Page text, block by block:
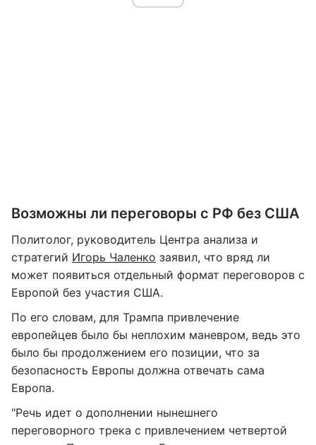
Возможны ли переговоры с РФ без США
Политолог, руководитель Центра анализа и
стратегий Игорь Чаленко заявил, что вряд ли
может появиться отдельный формат переговоров с
Европой без участия США.
По его словам, для Трампа привлечение
европейцев было бы неплохим маневром, ведь это
было бы продолжением его позиции, что за
безопасность Европы должна отвечать сама
Европа.
"Речь идет о дополнении нынешнего
переговорного трека с привлечением четвертой